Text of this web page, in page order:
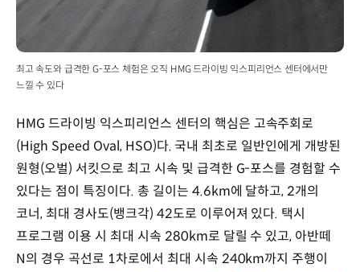
최고 속도와 급격한 G-포스 체험은 오직 HMG 드라이빙 익스피리언스 센터에서만
느낄 수 있다
HMG 드라이빙 익스피리언스 센터의 핵심은 고속주회로
(High Speed Oval, HSO)다. 국내 최초로 일반인에게 개방된
원형(오벌) 서킷으로 최고 시속 및 급격한 G-포스를 경험할 수
있다는 점이 특징이다. 총 길이는 4.6km에 달하고, 2개의
코너, 최대 경사도(뱅크각) 42도로 이루어져 있다. 택시
프로그램 이용 시 최대 시속 280km로 달릴 수 있고, 아반떼
N의 경우 곡선로 1차로에서 최대 시속 240km까지 주행이